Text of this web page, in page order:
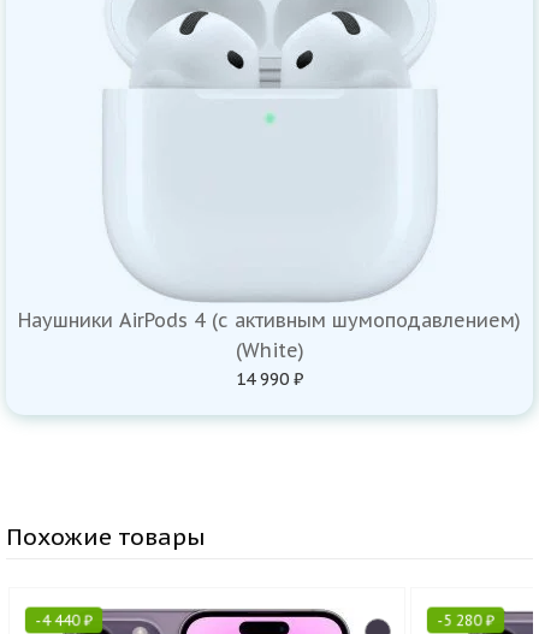
Наушники AirPods 4 (с активным шумоподавлением)
(White)
14 990 ₽
Похожие товары
-4 440₽ -5 280₽